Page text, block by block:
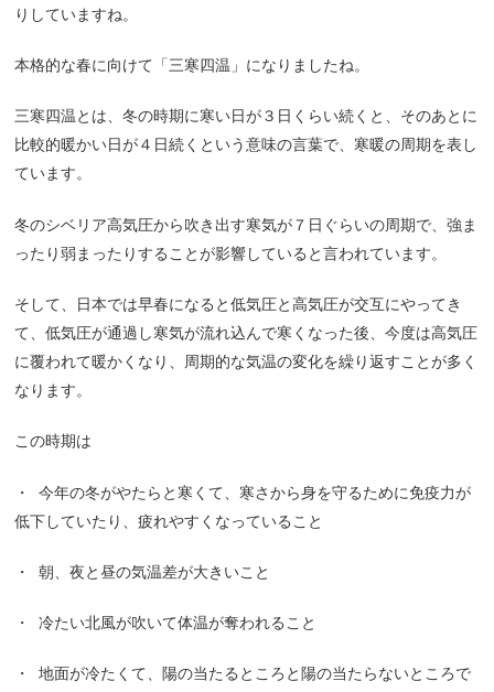
りしていますね。
本格的な春に向けて「三寒四温」になりましたね。
三寒四温とは、冬の時期に寒い日が３日くらい続くと、そのあとに
比較的暖かい日が４日続くという意味の言葉で、寒暖の周期を表し
ています。
冬のシベリア高気圧から吹き出す寒気が７日ぐらいの周期で、強ま
ったり弱まったりすることが影響していると言われています。
そして、日本では早春になると低気圧と高気圧が交互にやってき
て、低気圧が通過し寒気が流れ込んで寒くなった後、今度は高気圧
に覆われて暖かくなり、周期的な気温の変化を繰り返すことが多く
なります。
この時期は
・
今年の冬がやたらと寒くて、寒さから身を守るために免疫力が
低下していたり、疲れやすくなっていること
・ 朝、夜と昼の気温差が大きいこと
・ 冷たい北風が吹いて体温が奪われること
・
地面が冷たくて、陽の当たるところと陽の当たらないところで